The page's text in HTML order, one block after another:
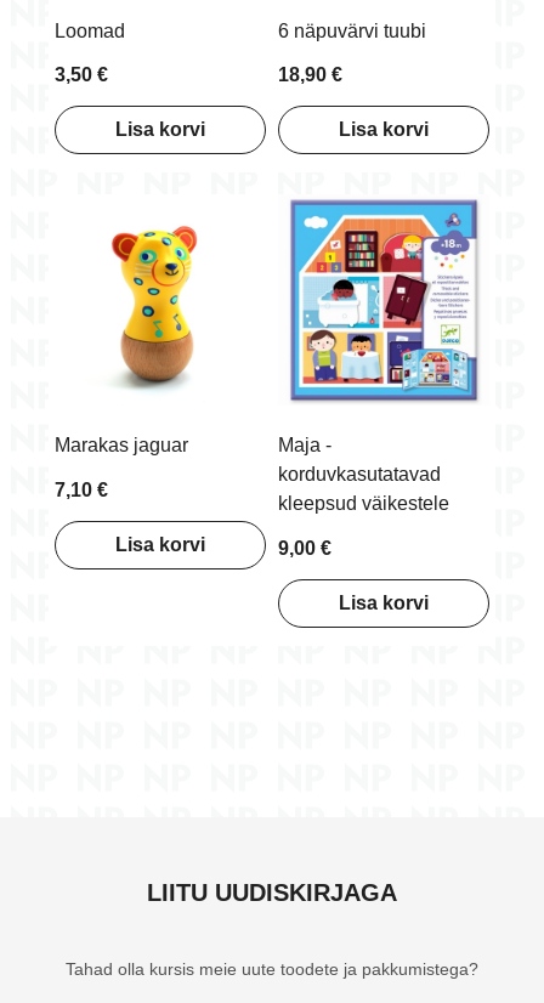
Loomad
3,50 €
Lisa korvi
6 näpuvärvi tuubi
18,90 €
Lisa korvi
Marakas jaguar
7,10 €
Lisa korvi
Maja -
korduvkasutatavad
kleepsud väikestele
9,00 €
Lisa korvi
LIITU UUDISKIRJAGA
Tahad olla kursis meie uute toodete ja pakkumistega?